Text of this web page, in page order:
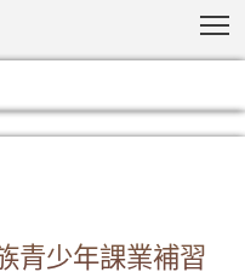
青少年課業補習